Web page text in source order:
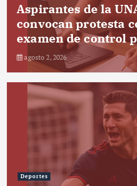
Aspirantes de la
convocan protesta
examen de control
agosto 2, 2026
Deportes